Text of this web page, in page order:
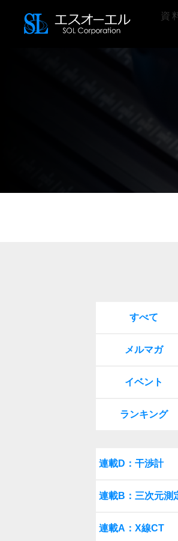
資
すべて
メルマガ
イベント
ランキング
連載D：干渉計
連載B：三次元測
連載A：X線CT